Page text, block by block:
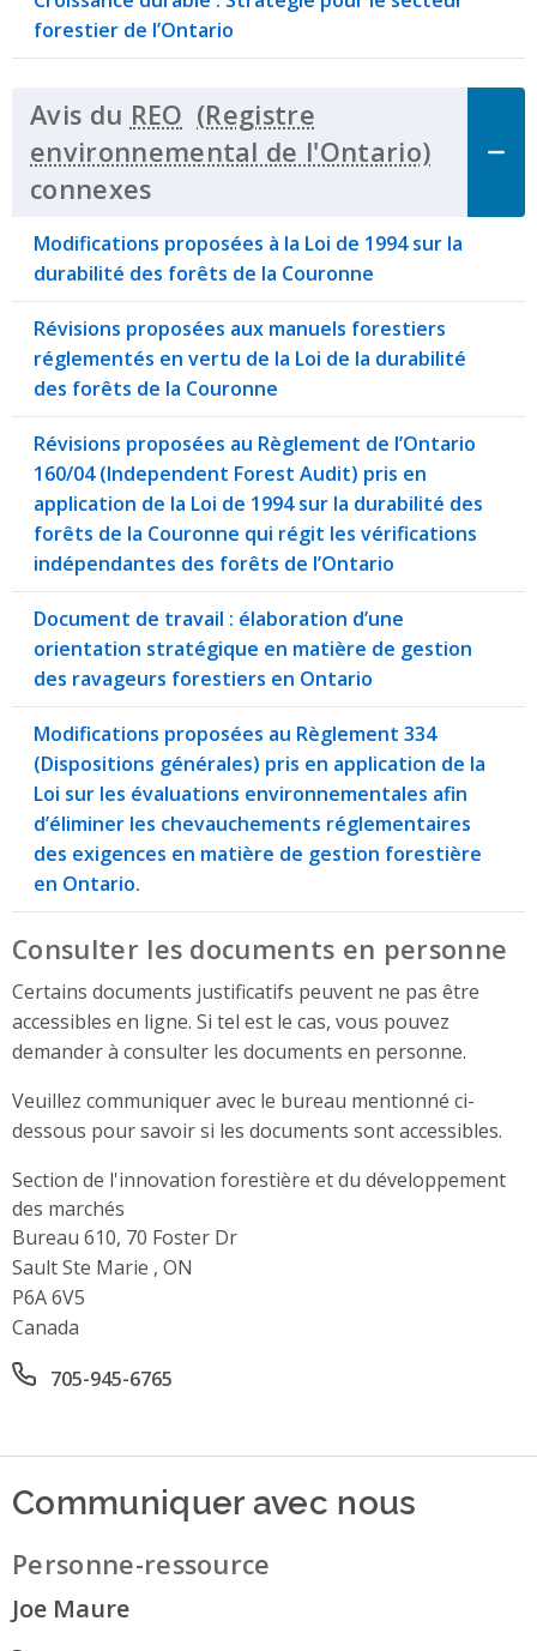
forestier de l’Ontario
Avis du REO
connexes
Modifications proposées à la Loi de 1994 sur la
durabilité des forêts de la Couronne
Révisions proposées aux manuels forestiers
réglementés en vertu de la Loi de la durabilité
des forêts de la Couronne
Révisions proposées au Règlement de l’Ontario
160/04 (Independent Forest Audit) pris en
application de la Loi de 1994 sur la durabilité des
forêts de la Couronne qui régit les vérifications
indépendantes des forêts de l’Ontario
Document de travail : élaboration d’une
orientation stratégique en matière de gestion
des ravageurs forestiers en Ontario
Modifications proposées au Règlement 334
(Dispositions générales) pris en application de la
Loi sur les évaluations environnementales afin
d’éliminer les chevauchements réglementaires
des exigences en matière de gestion forestière
en Ontario.
Consulter les documents en personne
Certains documents justificatifs peuvent ne pas être
accessibles en ligne. Si tel est le cas, vous pouvez
demander à consulter les documents en personne.
Veuillez communiquer avec le bureau mentionné ci-
dessous pour savoir si les documents sont accessibles.
Section de l'innovation forestière et du développement
des marchés
Address
Bureau 610, 70 Foster Dr
Sault Ste Marie , ON
P6A 6V5
Canada
Office phone number
705-945-6765
Communiquer avec nous
Personne-ressource
Joe Maure